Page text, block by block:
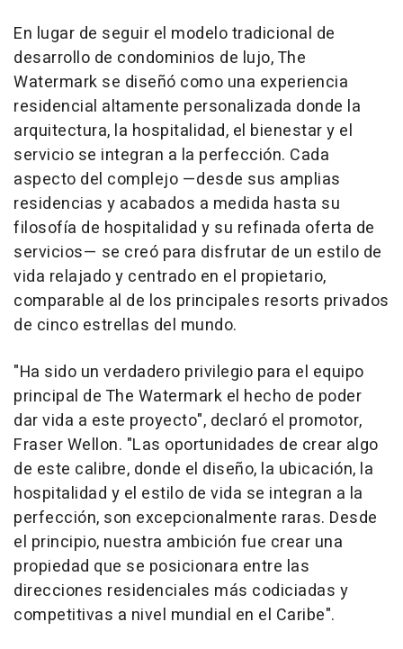
En lugar de seguir el modelo tradicional de
desarrollo de condominios de lujo, The
Watermark se diseñó como una experiencia
residencial altamente personalizada donde la
arquitectura, la hospitalidad, el bienestar y el
servicio se integran a la perfección. Cada
aspecto del complejo —desde sus amplias
residencias y acabados a medida hasta su
filosofía de hospitalidad y su refinada oferta de
servicios— se creó para disfrutar de un estilo de
vida relajado y centrado en el propietario,
comparable al de los principales resorts privados
de cinco estrellas del mundo.
"Ha sido un verdadero privilegio para el equipo
principal de The Watermark el hecho de poder
dar vida a este proyecto", declaró el promotor,
Fraser Wellon. "Las oportunidades de crear algo
de este calibre, donde el diseño, la ubicación, la
hospitalidad y el estilo de vida se integran a la
perfección, son excepcionalmente raras. Desde
el principio, nuestra ambición fue crear una
propiedad que se posicionara entre las
direcciones residenciales más codiciadas y
competitivas a nivel mundial en el Caribe".